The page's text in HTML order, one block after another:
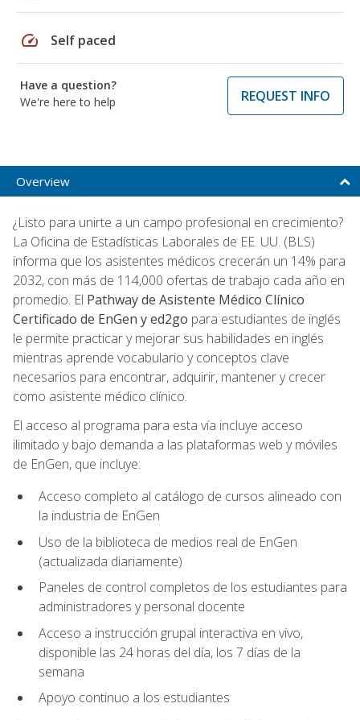
speed Self paced
Have a question?
We're here to help
REQUEST INFO
Overview
¿Listo para unirte a un campo profesional en crecimiento?
La Oficina de Estadísticas Laborales de EE. UU. (BLS)
informa que los asistentes médicos crecerán un 14% para
2032, con más de 114,000 ofertas de trabajo cada año en
promedio. El Pathway de Asistente Médico Clínico
Certificado de EnGen y ed2go para estudiantes de inglés
le permite practicar y mejorar sus habilidades en inglés
mientras aprende vocabulario y conceptos clave
necesarios para encontrar, adquirir, mantener y crecer
como asistente médico clínico.
El acceso al programa para esta vía incluye acceso
ilimitado y bajo demanda a las plataformas web y móviles
de EnGen, que incluye:
Acceso completo al catálogo de cursos alineado con
la industria de EnGen
Uso de la biblioteca de medios real de EnGen
(actualizada diariamente)
Paneles de control completos de los estudiantes para
administradores y personal docente
Acceso a instrucción grupal interactiva en vivo,
disponible las 24 horas del día, los 7 días de la
semana
Apoyo continuo a los estudiantes